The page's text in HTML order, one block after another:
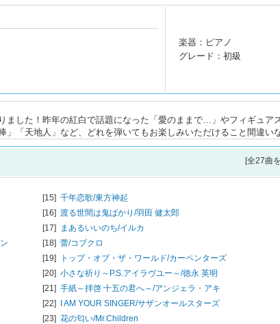
楽器：ピアノ
グレード：初級
ました！昨年の紅白で話題になった「愛のままで…」やフィギュア
」「天地人」など、どれを弾いてもお楽しみいただけること間違い
[全27曲
[15] 千年恋歌/東方神起
[16] 渡る世間は鬼ばかり/羽田 健太郎
[17] まあるいいのち/イルカ
[18] 蕾/コブクロ
[19]
トップ・オブ・ザ・ワールド/カーペンターズ
[20] 小さな祈り～P.S.アイラヴユー～/徳永 英明
[21] 手紙～拝啓 十五の君へ～/アンジェラ・アキ
[22] I AM YOUR SINGER/サザンオールスターズ
[23] 花の匂い/Mr.Children